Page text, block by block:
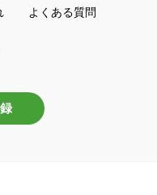
よくある質問